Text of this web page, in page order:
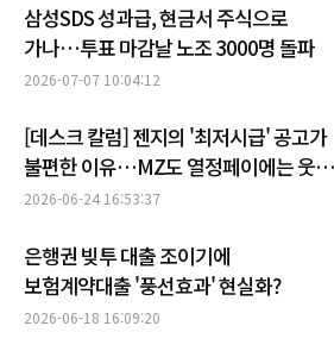
삼성SDS 성과급, 현금서 주식으로
가나…투표 마감날 노조 3000명 돌파
2026-07-07 10:04:12
[데스크 칼럼] 젠지의 '최저시급' 공고가
불편한 이유…MZ도 열정페이에는 웃지
않는다
2026-06-24 16:53:37
은행권 빚투 대출 조이기에
보험계약대출 '풍선효과' 현실화?
2026-06-18 16:09:20